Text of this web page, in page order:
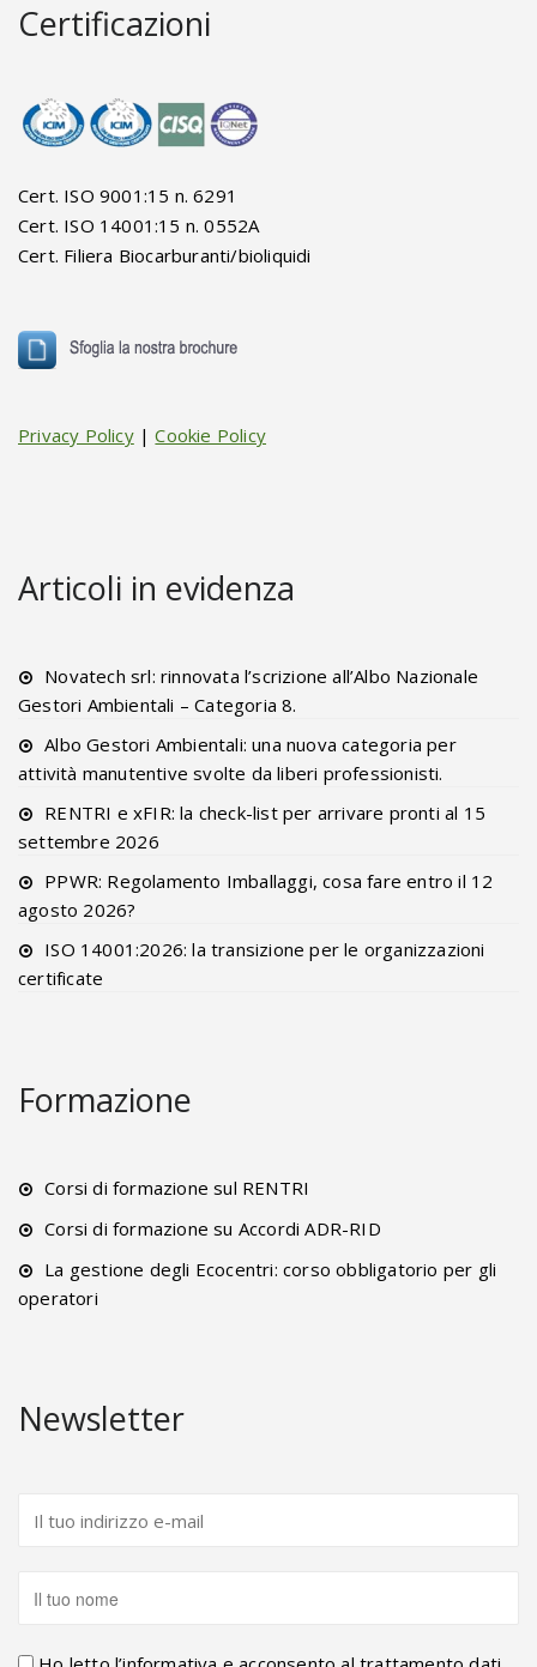
Certificazioni
Cert. ISO 9001:15 n. 6291
Cert. ISO 14001:15 n. 0552A
Cert. Filiera Biocarburanti/bioliquidi
Privacy Policy|Cookie Policy
Articoli in evidenza
Novatech srl: rinnovata l’scrizione all’Albo Nazionale
Gestori Ambientali – Categoria 8.
Albo Gestori Ambientali: una nuova categoria per
attività manutentive svolte da liberi professionisti.
RENTRI e xFIR: la check-list per arrivare pronti al 15
settembre 2026
PPWR: Regolamento Imballaggi, cosa fare entro il 12
agosto 2026?
ISO 14001:2026: la transizione per le organizzazioni
certificate
Formazione
Corsi di formazione sul RENTRI
Corsi di formazione su Accordi ADR-RID
La gestione degli Ecocentri: corso obbligatorio per gli
operatori
Newsletter